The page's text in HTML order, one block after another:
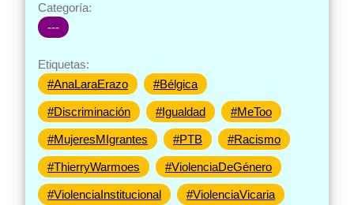
Categoría:
---
Etiquetas:
#AnaLaraErazo
#Bélgica
#Discriminación #Igualdad #MeToo
#MujeresMIgrantes #PTB #Racismo
#ThierryWarmoes #ViolenciaDeGénero
#ViolenciaInstitucional #ViolenciaVicaria